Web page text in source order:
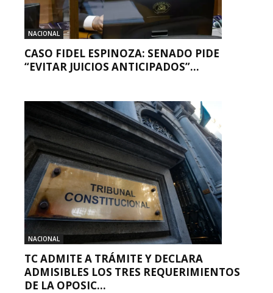
NACIONAL
CASO FIDEL ESPINOZA: SENADO PIDE
“EVITAR JUICIOS ANTICIPADOS”...
NACIONAL
TC ADMITE A TRÁMITE Y DECLARA
ADMISIBLES LOS TRES REQUERIMIENTOS
DE LA OPOSIC...